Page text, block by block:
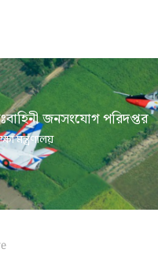
জনসংযোগ পরিদপ্তর
মন্ত্রণালয়